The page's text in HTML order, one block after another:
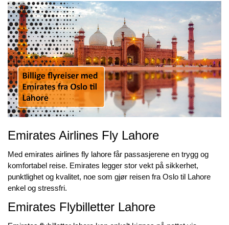
Emirates Airlines Fly Lahore
Med emirates airlines fly lahore får passasjerene en trygg og
komfortabel reise. Emirates legger stor vekt på sikkerhet,
punktlighet og kvalitet, noe som gjør reisen fra Oslo til Lahore
enkel og stressfri.
Emirates Flybilletter Lahore